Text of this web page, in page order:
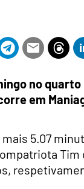
no
em
5.07
Tim